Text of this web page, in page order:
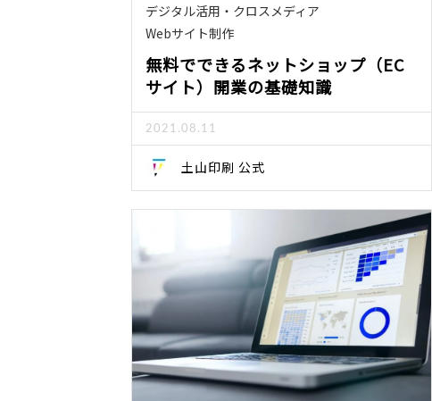
デジタル活用・クロスメディア
Webサイト制作
無料でできるネットショップ（EC
サイト）開業の基礎知識
2021.08.11
土山印刷 公式